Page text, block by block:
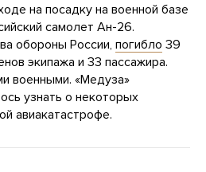
на посадку на военной базе
самолет Ан-26.
обороны России, погибло 39
экипажа и 33 пассажира.
военными. «Медуза»
узнать о некоторых
авиакатастрофе.